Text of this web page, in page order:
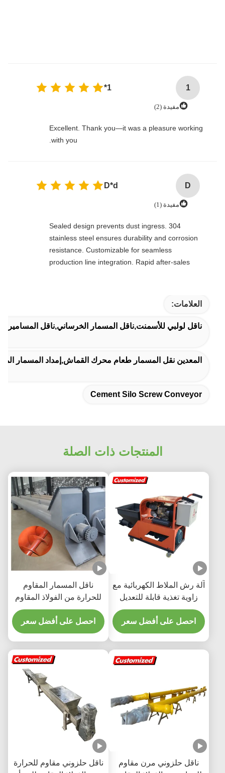
1
1*
مفيدة (2)
Excellent. Thank you—it was a pleasure working
with you.
D
D*d
مفيدة (1)
Sealed design prevents dust ingress. 304
stainless steel ensures durability and corrosion
resistance. Customizable for seamless
production line integration. Rapid after-sales
العلامات:
ناقل لولبي للأسمنت,ناقل المسمار الخرساني,ناقل المسامير
المعدين نقل المسمار طعام محرك القماش,إمداد المسمار
Cement Silo Screw Conveyor
المنتجات ذات الصلة
آلة رش الملاط الكهربائية مع
زاوية تغذية قابلة للتعديل
ضوضاء منخفضة ودقة تغذية
عالية
احصل على أفضل سعر
ناقل المسمار المقاوم
للحرارة من الفولاذ المقاوم
للصدأ المرن للأنابيب
احصل على أفضل سعر
ناقل حلزوني مرن مقاوم
ناقل حلزوني مقاوم للحرارة